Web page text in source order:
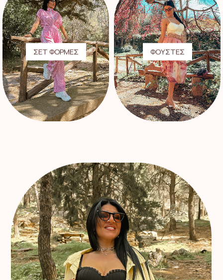
ΣΕΤ ΦΟΡΜΕΣ ΦΟΥΣΤΕΣ